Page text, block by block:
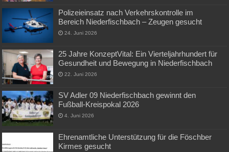
Polizeieinsatz nach Verkehrskontrolle im
Bereich Niederfischbach – Zeugen gesucht
24. Juni 2026
25 Jahre KonzeptVital: Ein Vierteljahrhundert für
Gesundheit und Bewegung in Niederfischbach
22. Juni 2026
SV Adler 09 Niederfischbach gewinnt den
Fußball-Kreispokal 2026
4. Juni 2026
Ehrenamtliche Unterstützung für die Föschber
Kirmes gesucht